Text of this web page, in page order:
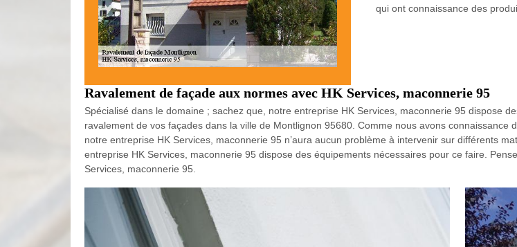
qui ont connaissance des
Ravalement de façade aux normes avec HK Services, maconnerie 95
Spécialisé dans le domaine ; sachez que, notre entreprise HK Services, maconnerie 95 dispose
ravalement de vos façades dans la ville de Montlignon 95680. Comme nous avons connaissance
notre entreprise HK Services, maconnerie 95 n’aura aucun problème à intervenir sur différents
entreprise HK Services, maconnerie 95 dispose des équipements nécessaires pour ce faire.
Services, maconnerie 95.